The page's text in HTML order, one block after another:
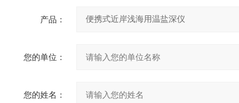
产品：
您的单位：
您的姓名：